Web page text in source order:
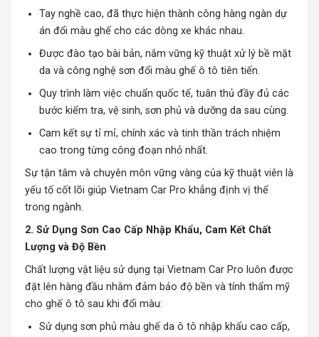
Tay nghề cao, đã thực hiện thành công hàng ngàn dự
án đổi màu ghế cho các dòng xe khác nhau.
Được đào tạo bài bản, nắm vững kỹ thuật xử lý bề mặt
da và công nghệ sơn đổi màu ghế ô tô tiên tiến.
Quy trình làm việc chuẩn quốc tế, tuân thủ đầy đủ các
bước kiểm tra, vệ sinh, sơn phủ và dưỡng da sau cùng.
Cam kết sự tỉ mỉ, chính xác và tinh thần trách nhiệm
cao trong từng công đoạn nhỏ nhất.
Sự tận tâm và chuyên môn vững vàng của kỹ thuật viên là
yếu tố cốt lõi giúp Vietnam Car Pro khẳng định vị thế
trong ngành.
2. Sử Dụng Sơn Cao Cấp Nhập Khẩu, Cam Kết Chất
Lượng và Độ Bền
Chất lượng vật liệu sử dụng tại Vietnam Car Pro luôn được
đặt lên hàng đầu nhằm đảm bảo độ bền và tính thẩm mỹ
cho ghế ô tô sau khi đổi màu:
Sử dụng sơn phủ màu ghế da ô tô nhập khẩu cao cấp,